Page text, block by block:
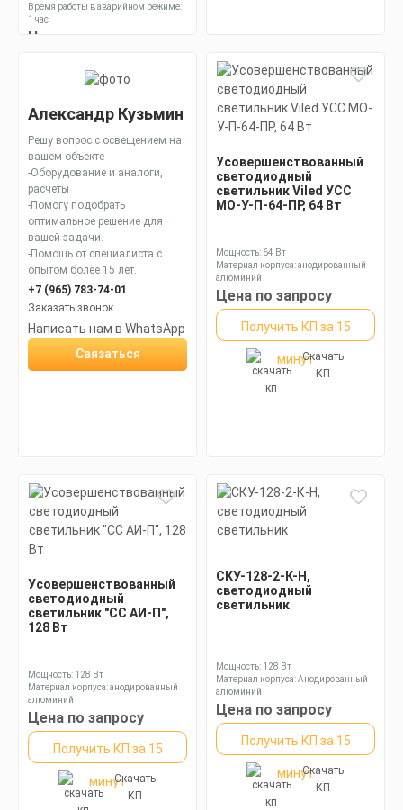
Время работы в аварийном режиме:
1 час
Количество светодиодов: 144 шт
Цена по запросу
Получить КП за 15
КП
Александр Кузьмин
Решу вопрос с освещением на
вашем объекте
-Оборудование и аналоги,
расчеты
-Помогу подобрать
оптимальное решение для
вашей задачи.
-Помощь от специалиста с
опытом более 15 лет.
+7 (965) 783-74-01
Заказать звонок
Написать нам в WhatsApp
Связаться
Усовершенствованный
светодиодный
светильник Viled УСС
МО-У-П-64-ПР, 64 Вт
Мощность: 64 Вт
Материал корпуса: анодированный
алюминий
Размеры без упаковки: 280х200х150
мм
Цена по запросу
Получить КП за 15
минутСкачать
КП
Усовершенствованный
светодиодный
светильник "СС АИ-П",
128 Вт
Мощность: 128 Вт
Материал корпуса: анодированный
алюминий
Размеры без упаковки: 250х300х130
мм
Цена по запросу
Получить КП за 15
минутСкачать
КП
СКУ-128-2-К-Н,
светодиодный
светильник
Мощность: 128 Вт
Материал корпуса: Анодированный
алюминий
Размеры без упаковки: 350х225х130
мм
Цена по запросу
Получить КП за 15
минутСкачать
КП